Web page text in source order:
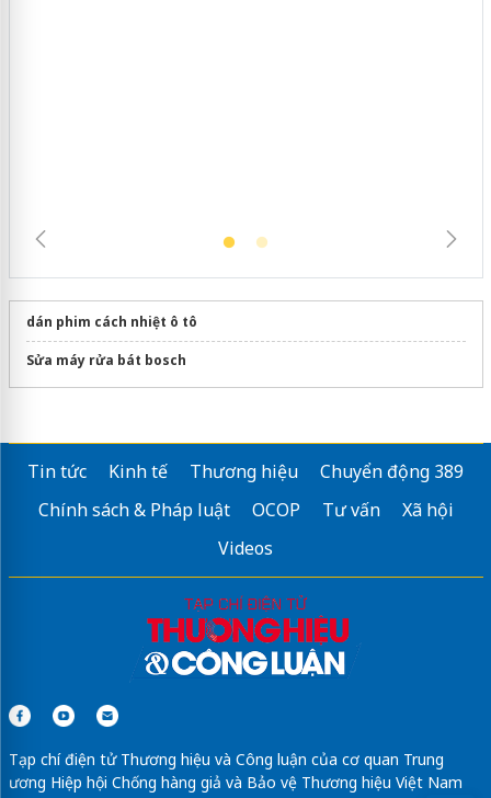
dán phim cách nhiệt ô tô
Sửa máy rửa bát bosch
Tin tức Kinh tế Thương hiệu
Chuyển động 389
Chính sách & Pháp luật
OCOP Tư vấn
Xã hội
Videos
Tạp chí điện tử Thương hiệu và Công luận của cơ quan Trung
ương Hiệp hội Chống hàng giả và Bảo vệ Thương hiệu Việt Nam